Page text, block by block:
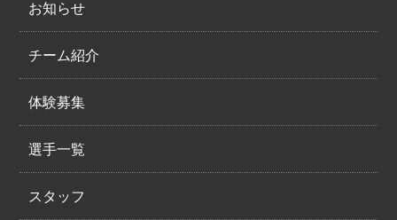
お知らせ
チーム紹介
体験募集
選手一覧
スタッフ